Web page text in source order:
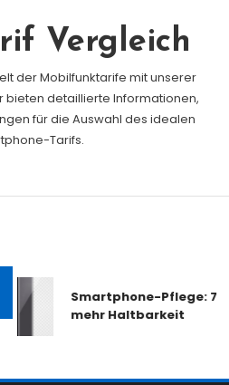
Vergleich
der Mobilfunktarife mit unserer
bieten detaillierte Informationen,
für die Auswahl des idealen
Tarifs.
Smartphone-Pflege: 7
mehr Haltbarkeit